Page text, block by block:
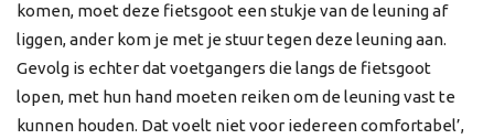
komen, moet deze fietsgoot een stukje van de leuning af
liggen, ander kom je met je stuur tegen deze leuning aan.
Gevolg is echter dat voetgangers die langs de fietsgoot
lopen, met hun hand moeten reiken om de leuning vast te
kunnen houden. Dat voelt niet voor iedereen comfortabel’,